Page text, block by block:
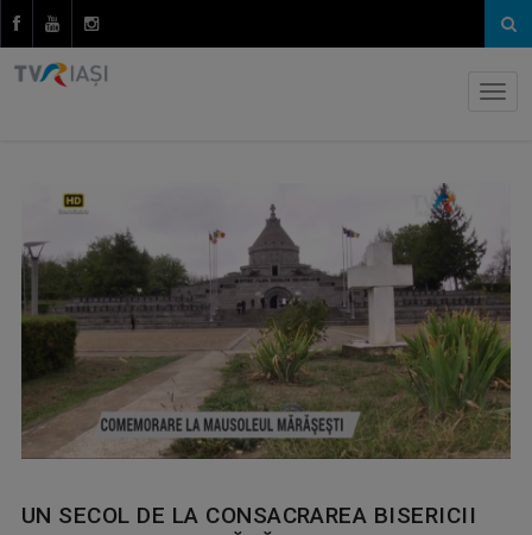
UN SECOL DE LA CONSACRAREA BISERICII